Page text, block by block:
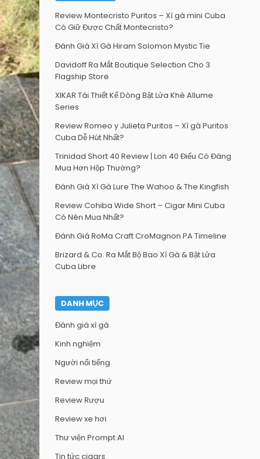
Review Montecristo Puritos – Xì gà mini Cuba
Có Giữ Được Chất Montecristo?
Đánh Giá Xì Gà Hiram Solomon Mystic Tie
Davidoff Ra Mắt Boutique Selection Cho 3
Flagship Store
XIKAR Tái Thiết Kế Dòng Bật Lửa Khè Allume
Series
Review Romeo y Julieta Puritos – Xì gà Puritos
Cuba Dễ Hút Nhất?
Trinidad Short 40 Review | Lon 40 Điếu Có Đáng
Mua Hơn Hộp Thường?
Đánh Giá Xì Gà Lure The Wahoo & The Kingfish
Review Cohiba Wide Short – Cigar Mini Cuba
Có Nên Mua Nhất?
Đánh Giá RoMa Craft CroMagnon PA Timeline
Brizard & Co. Ra Mắt Bộ Bao Xì Gà & Bật Lửa
Cuba Libre
DANH MỤC
Đánh giá xì gà
Kinh nghiệm
Người nổi tiếng
Review mọi thứ
Review Rượu
Review xe hơi
Thư viện Prompt AI
Tin tức cigars